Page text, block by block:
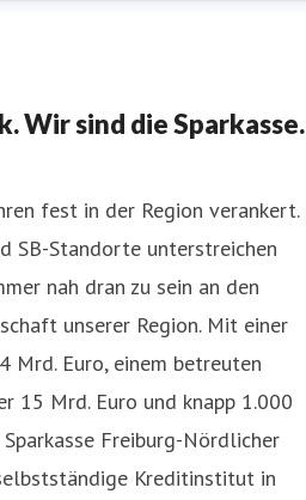
Wir sind die Sparkasse.
fest in der Region verankert.
SB-Standorte unterstreichen
nah dran zu sein an den
unserer Region. Mit einer
Mrd. Euro, einem betreuten
15 Mrd. Euro und knapp 1.000
Freiburg-Nördlicher
Kreditinstitut in